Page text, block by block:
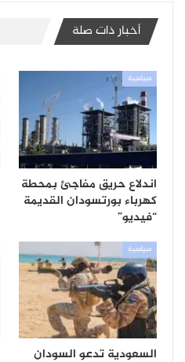
أخبار ذات صلة
سياسية
اندلاع حريق مفاجئ بمحطة
كهرباء بورتسودان القديمة
“فيديو”
سياسية
السعودية تدعو السودان